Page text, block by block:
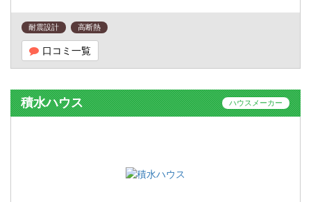
耐震設計 高断熱
口コミ一覧
積水ハウス ハウスメーカー